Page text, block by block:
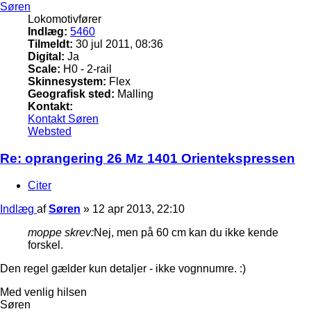
Søren
Lokomotivfører
Indlæg: 5460
Tilmeldt: 30 jul 2011, 08:36
Digital: Ja
Scale: H0 - 2-rail
Skinnesystem: Flex
Geografisk sted: Malling
Kontakt:
Kontakt Søren
Websted
Re: oprangering 26 Mz 1401 Orientekspressen
Citer
Indlæg afSøren » 12 apr 2013, 22:10
moppe skrev:Nej, men på 60 cm kan du ikke kende
forskel.
Den regel gælder kun detaljer - ikke vognnumre. :)
Med venlig hilsen
Søren